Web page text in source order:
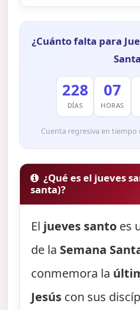
¿Cuánto falta para
228
DÍAS
07
HORAS
Cuenta regresiva en tiempo
¿Qué es el jueves
santa)?
El jueves santo es
de la Semana
conmemora la
Jesús con sus